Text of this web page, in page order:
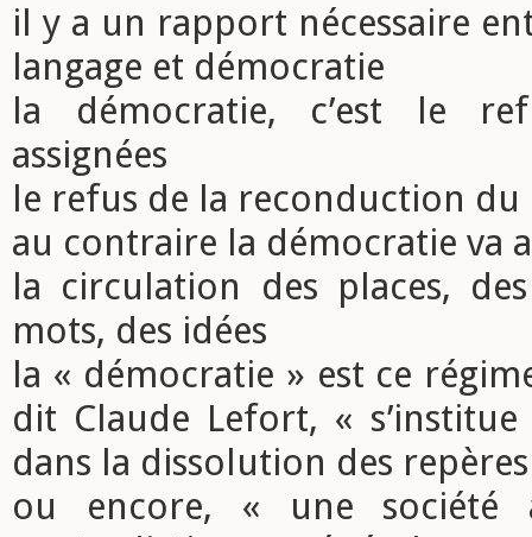
il y a un rapport nécessaire
langage et démocratie
la démocratie, c’est le
assignées
le refus de la reconduction du
au contraire la démocratie va
la circulation des places,
mots, des idées
la « démocratie » est ce
dit Claude Lefort, «
dans la dissolution des
ou encore, « une société